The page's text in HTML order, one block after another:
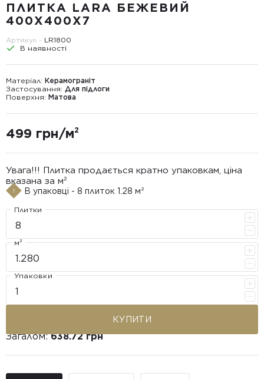
ПЛИТКА LARA БЕЖЕВИЙ
400Х400Х7
Артикул - LR1800
В наявності
Матеріал: Керамограніт
Застосування: Для підлоги
Поверхня: Матова
499 грн/м²
Увага!!! Плитка продається кратно упаковкам, ціна
вказана за м²
В упаковці - 8 плиток 1.28 м²
Плитки
м²
Упаковки
КУПИТИ
Загалом:638.72 грн